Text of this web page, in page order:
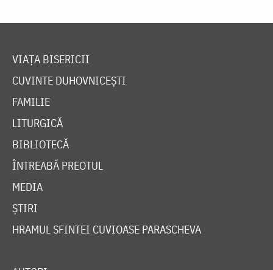
VIAȚA BISERICII
CUVINTE DUHOVNICEȘTI
FAMILIE
LITURGICĂ
BIBLIOTECĂ
ÎNTREABĂ PREOTUL
MEDIA
ȘTIRI
HRAMUL SFINTEI CUVIOASE PARASCHEVA